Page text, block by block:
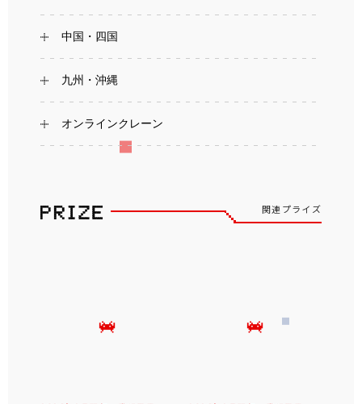
中国・四国
九州・沖縄
オンラインクレーン
関連プライズ